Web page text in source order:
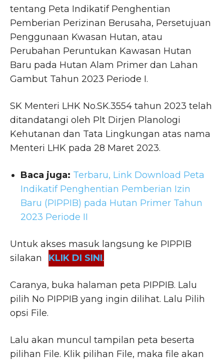
tentang Peta Indikatif Penghentian
Pemberian Perizinan Berusaha, Persetujuan
Penggunaan Kwasan Hutan, atau
Perubahan Peruntukan Kawasan Hutan
Baru pada Hutan Alam Primer dan Lahan
Gambut Tahun 2023 Periode I.
SK Menteri LHK No.SK.3554 tahun 2023 telah
ditandatangi oleh Plt Dirjen Planologi
Kehutanan dan Tata Lingkungan atas nama
Menteri LHK pada 28 Maret 2023.
Baca juga: Terbaru, Link Download Peta
Indikatif Penghentian Pemberian Izin
Baru (PIPPIB) pada Hutan Primer Tahun
2023 Periode II
Untuk akses masuk langsung ke PIPPIB
silakan
KLIK DI SINI.
Caranya, buka halaman peta PIPPIB. Lalu
pilih No PIPPIB yang ingin dilihat. Lalu Pilih
opsi File.
Lalu akan muncul tampilan peta beserta
pilihan File. Klik pilihan File, maka file akan